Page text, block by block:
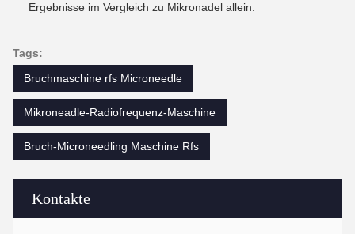
Kontakte
Ergebnisse im Vergleich zu Mikronadel allein.
Tags:
Bruchmaschine rfs Microneedle
Mikroneadle-Radiofrequenz-Maschine
Bruch-Microneedling Maschine Rfs